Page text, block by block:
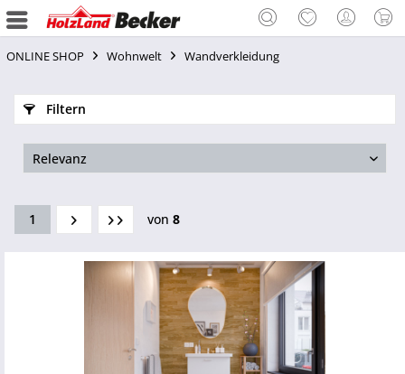
ONLINE SHOP Wohnwelt Wandverkleidung
Filtern
1 von 8